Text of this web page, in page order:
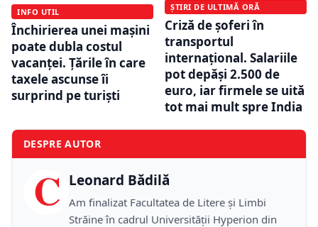
INFO UTIL
Închirierea unei mașini
poate dubla costul
vacanței. Țările în care
taxele ascunse îi
surprind pe turiști
ȘTIRI DE ULTIMĂ ORĂ
Criză de șoferi în
transportul
internațional. Salariile
pot depăși 2.500 de
euro, iar firmele se uită
tot mai mult spre India
DESPRE AUTOR
C Leonard Bădilă
Am finalizat Facultatea de Litere și Limbi
Străine în cadrul Universității Hyperion din